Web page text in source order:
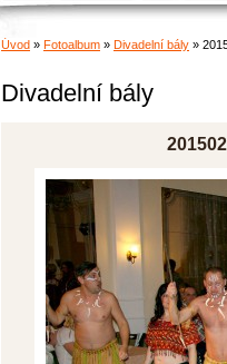
Úvod » Fotoalbum » Divadelní bály »
Divadelní bály